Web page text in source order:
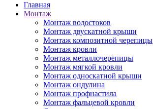
Главная
Монтаж
Монтаж водостоков
Монтаж двускатной крыши
Монтаж композитной черепицы
Монтаж кровли
Монтаж металлочерепицы
Монтаж мягкой кровли
Монтаж односкатной крыши
Монтаж ондулина
Монтаж профнастила
Монтаж фальцевой кровли